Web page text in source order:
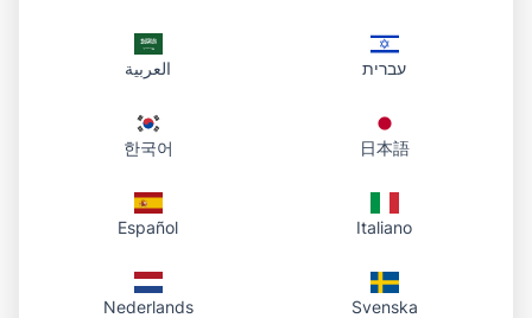
العربية עברית
한국어 日本語
Español Italiano
Nederlands Svenska